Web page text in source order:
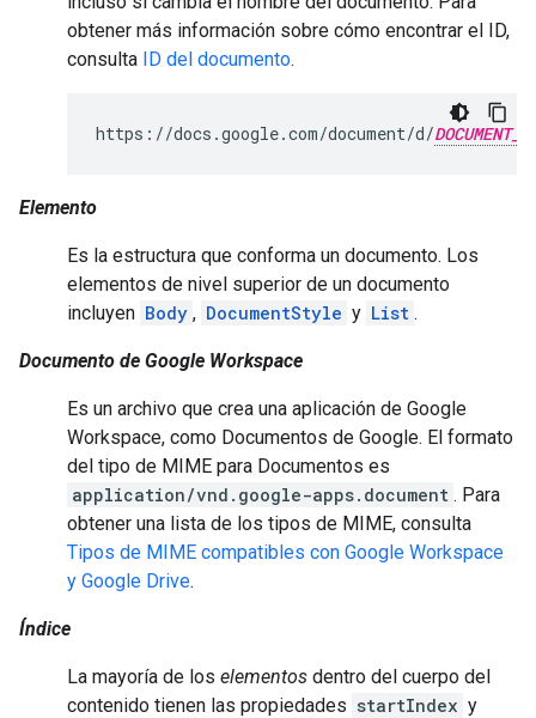
obtener más información sobre cómo encontrar el ID,
consulta ID del documento.
https://docs.google.com/document/d/
Elemento
Es la estructura que conforma un documento. Los
elementos de nivel superior de un documento
incluyen Body , DocumentStyle y List .
Documento de Google Workspace
Es un archivo que crea una aplicación de Google
Workspace, como Documentos de Google. El formato
del tipo de MIME para Documentos es
application/vnd.google-apps.document . Para
obtener una lista de los tipos de MIME, consulta
Tipos de MIME compatibles con Google Workspace
y Google Drive.
Índice
La mayoría de los elementos dentro del cuerpo del
contenido tienen las propiedades startIndex y